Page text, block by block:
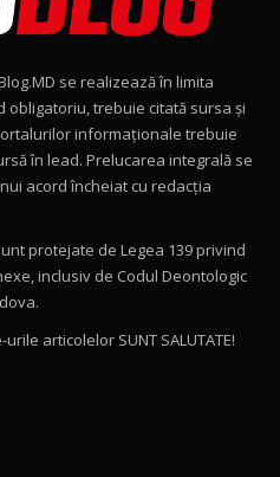
/ Test Drive AutoBlog.MD
E 53 HYBRID 4MATIC+ / Test
/ Test Drive AutoBlog.MD
/ Test Drive AutoBlog.MD
cu luxul / AutoBlog.MD
se realizează în limita
obligatoriu, trebuie citată sursa și
informaționale trebuie
în lead. Prelucarea integrală se
acord încheiat cu redacţia
protejate de Legea 139 privind
inclusiv de Codul Deontologic
articolelor SUNT SALUTATE!